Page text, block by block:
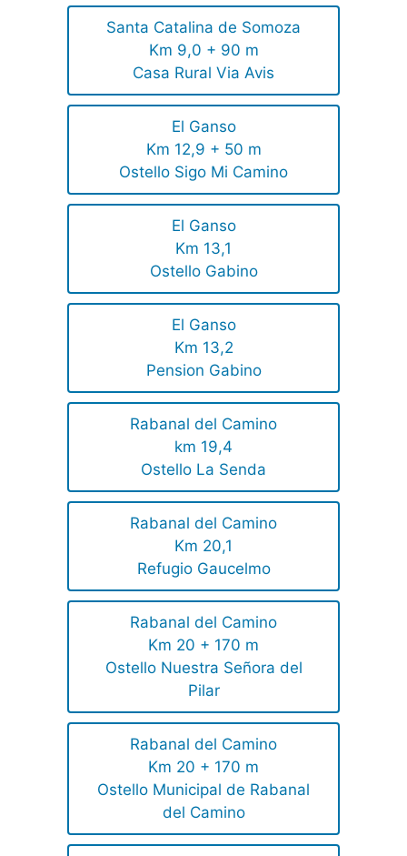
Santa Catalina de Somoza
Km 9,0 + 90 m
Casa Rural Via Avis
El Ganso
Km 12,9 + 50 m
Ostello Sigo Mi Camino
El Ganso
Km 13,1
Ostello Gabino
El Ganso
Km 13,2
Pension Gabino
Rabanal del Camino
km 19,4
Ostello La Senda
Rabanal del Camino
Km 20,1
Refugio Gaucelmo
Rabanal del Camino
Km 20 + 170 m
Ostello Nuestra Señora del
Pilar
Rabanal del Camino
Km 20 + 170 m
Ostello Municipal de Rabanal
del Camino